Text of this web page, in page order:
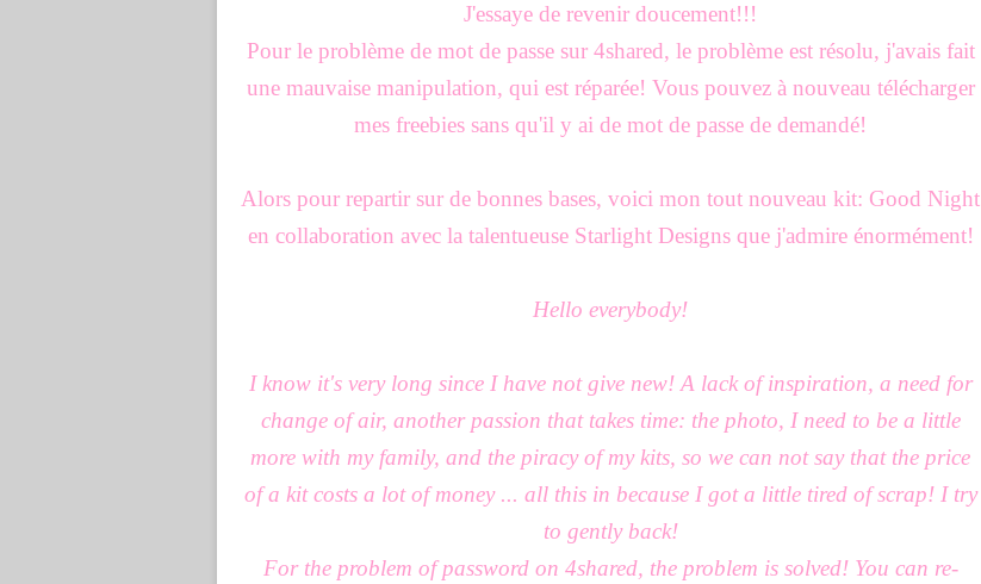
J'essaye de revenir doucement!!!
Pour le problème de mot de passe sur 4shared, le problème est résolu, j'avais fait
une mauvaise manipulation, qui est réparée! Vous pouvez à nouveau télécharger
mes freebies sans qu'il y ai de mot de passe de demandé!
Alors pour repartir sur de bonnes bases, voici mon tout nouveau kit: Good Night
en collaboration avec la talentueuse Starlight Designs que j'admire énormément!
Hello everybody!
I know it's very long since I have not give new! A lack of inspiration, a need for
change of air, another passion that takes time: the photo, I need to be a little
more with my family, and the piracy of my kits, so we can not say that the price
of a kit costs a lot of money ... all this in because I got a little tired of scrap! I try
to gently back!
For the problem of password on 4shared, the problem is solved! You can re-